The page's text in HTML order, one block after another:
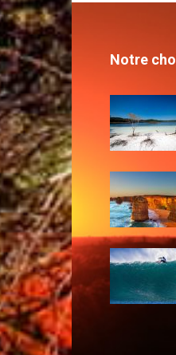
Notre